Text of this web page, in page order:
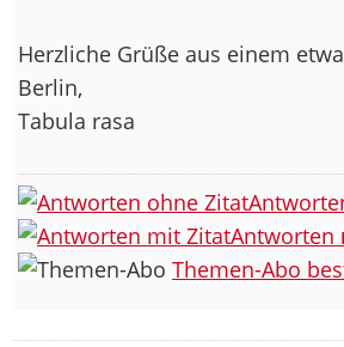
Herzliche Grüße aus einem
Berlin,
Tabula rasa
Antworten
Themen-Abo